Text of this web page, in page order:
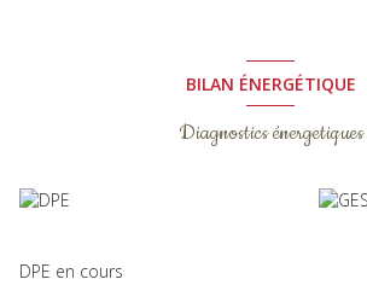
MENUISERIES PVC-VOLET ROULANT -POELE A
RECUPERATEUR D EAU 5 M3 -CLIMATISATION-
PROCHE TOUTES COMMODITES
LES INFORMATIONS SUR LES RISQUES
EXPOSE SONT DISPONIBLES SUR LE SITE
BILAN ÉNERGÉTIQUE
Diagnostics énergetiques
DPE en cours